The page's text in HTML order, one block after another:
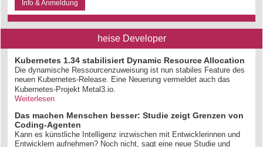
Info & Anmeldung
heise Developer
Kubernetes 1.34 stabilisiert Dynamic Resource Allocation
Die dynamische Ressourcenzuweisung ist nun stabiles Feature des
neuen Kubernetes-Release. Eine Neuerung vermeldet auch das
Kubernetes-Projekt Metal3.io.
Weiterlesen
Das machen Menschen besser: Studie zeigt Grenzen von
Coding-Agenten
Kann es künstliche Intelligenz inzwischen mit Entwicklerinnen und
Entwicklern aufnehmen? Noch nicht, sagt eine neue Studie und